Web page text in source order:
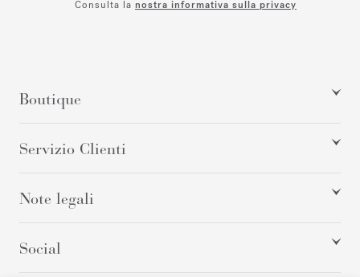
Consulta la nostra informativa sulla privacy
Boutique
Servizio Clienti
Note legali
Social